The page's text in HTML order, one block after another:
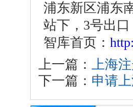
浦东新区浦东
站下，3号出
智库首页：
上一篇： 上海
下一篇： 申请